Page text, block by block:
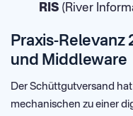
RIS (River
Praxis-
und Middleware
Der Schüttgutversand
mechanischen zu einer